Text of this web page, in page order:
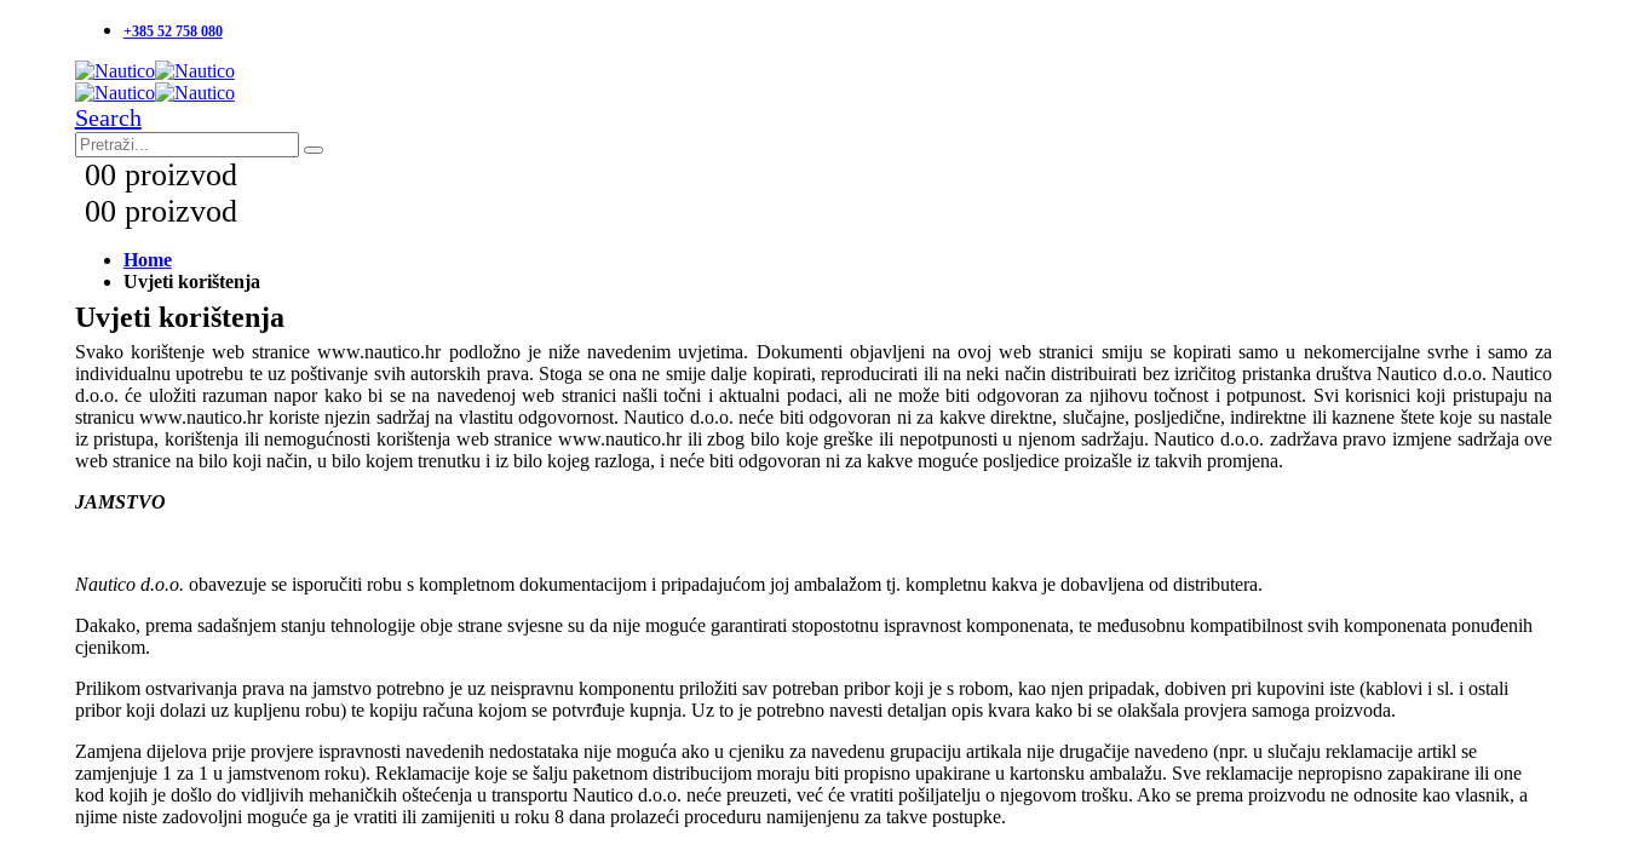
+385 52 758 080
Search
00 proizvod
00 proizvod
Home
Uvjeti korištenja
Uvjeti korištenja
Svako korištenje web stranice www.nautico.hr podložno je niže navedenim uvjetima. Dokumenti objavljeni na ovoj web stranici smiju se kopirati samo u nekomercijalne svrhe i samo za
individualnu upotrebu te uz poštivanje svih autorskih prava. Stoga se ona ne smije dalje kopirati, reproducirati ili na neki način distribuirati bez izričitog pristanka društva Nautico d.o.o. Nautico
d.o.o. će uložiti razuman napor kako bi se na navedenoj web stranici našli točni i aktualni podaci, ali ne može biti odgovoran za njihovu točnost i potpunost. Svi korisnici koji pristupaju na
stranicu www.nautico.hr koriste njezin sadržaj na vlastitu odgovornost. Nautico d.o.o. neće biti odgovoran ni za kakve direktne, slučajne, posljedične, indirektne ili kaznene štete koje su nastale
iz pristupa, korištenja ili nemogućnosti korištenja web stranice www.nautico.hr ili zbog bilo koje greške ili nepotpunosti u njenom sadržaju. Nautico d.o.o. zadržava pravo izmjene sadržaja ove
web stranice na bilo koji način, u bilo kojem trenutku i iz bilo kojeg razloga, i neće biti odgovoran ni za kakve moguće posljedice proizašle iz takvih promjena.
JAMSTVO
Nautico d.o.o. obavezuje se isporučiti robu s kompletnom dokumentacijom i pripadajućom joj ambalažom tj. kompletnu kakva je dobavljena od distributera.
Dakako, prema sadašnjem stanju tehnologije obje strane svjesne su da nije moguće garantirati stopostotnu ispravnost komponenata, te međusobnu kompatibilnost svih komponenata ponuđenih
cjenikom.
Prilikom ostvarivanja prava na jamstvo potrebno je uz neispravnu komponentu priložiti sav potreban pribor koji je s robom, kao njen pripadak, dobiven pri kupovini iste (kablovi i sl. i ostali
pribor koji dolazi uz kupljenu robu) te kopiju računa kojom se potvrđuje kupnja. Uz to je potrebno navesti detaljan opis kvara kako bi se olakšala provjera samoga proizvoda.
Zamjena dijelova prije provjere ispravnosti navedenih nedostataka nije moguća ako u cjeniku za navedenu grupaciju artikala nije drugačije navedeno (npr. u slučaju reklamacije artikl se
zamjenjuje 1 za 1 u jamstvenom roku). Reklamacije koje se šalju paketnom distribucijom moraju biti propisno upakirane u kartonsku ambalažu. Sve reklamacije nepropisno zapakirane ili one
kod kojih je došlo do vidljivih mehaničkih oštećenja u transportu Nautico d.o.o. neće preuzeti, već će vratiti pošiljatelju o njegovom trošku. Ako se prema proizvodu ne odnosite kao vlasnik, a
njime niste zadovoljni moguće ga je vratiti ili zamijeniti u roku 8 dana prolazeći proceduru namijenjenu za takve postupke.